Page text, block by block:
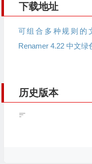
下载地址
可组合多种规则的
Renamer 4.22 中文绿
历史版本